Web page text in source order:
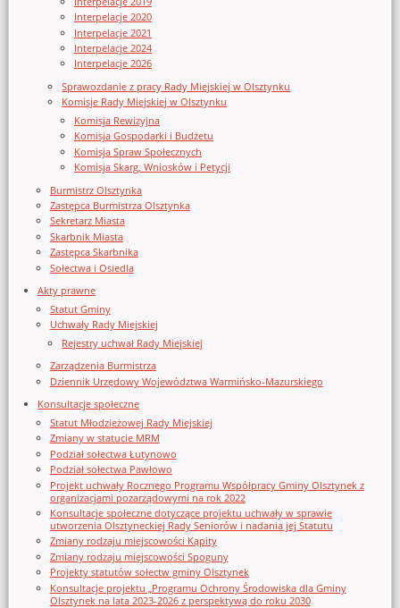
Interpelacje 2020
Interpelacje 2021
Interpelacje 2024
Interpelacje 2026
Sprawozdanie z pracy Rady Miejskiej w Olsztynku
Komisje Rady Miejskiej w Olsztynku
Komisja Rewizyjna
Komisja Gospodarki i Budżetu
Komisja Spraw Społecznych
Komisja Skarg, Wniosków i Petycji
Burmistrz Olsztynka
Zastępca Burmistrza Olsztynka
Sekretarz Miasta
Skarbnik Miasta
Zastępca Skarbnika
Sołectwa i Osiedla
Akty prawne
Statut Gminy
Uchwały Rady Miejskiej
Rejestry uchwał Rady Miejskiej
Zarządzenia Burmistrza
Dziennik Urzędowy Województwa Warmińsko-Mazurskiego
Konsultacje społeczne
Statut Młodzieżowej Rady Miejskiej
Zmiany w statucie MRM
Podział sołectwa Łutynowo
Podział sołectwa Pawłowo
Projekt uchwały Rocznego Programu Współpracy Gminy Olsztynek z
organizacjami pozarządowymi na rok 2022
Konsultacje społeczne dotyczące projektu uchwały w sprawie
utworzenia Olsztyneckiej Rady Seniorów i nadania jej Statutu
Zmiany rodzaju miejscowości Kąpity
Zmiany rodzaju miejscowości Spoguny
Projekty statutów sołectw gminy Olsztynek
Konsultacje projektu „Programu Ochrony Środowiska dla Gminy
Olsztynek na lata 2023-2026 z perspektywą do roku 2030